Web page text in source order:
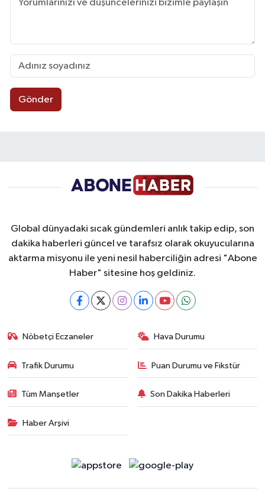
Gönder
Global dünyadaki sıcak gündemleri anlık takip edip, son
dakika haberleri güncel ve tarafsız olarak okuyucularına
aktarma misyonu ile yeni nesil haberciliğin adresi "Abone
Haber" sitesine hoş geldiniz.
Nöbetçi Eczaneler Hava Durumu
Trafik Durumu Puan Durumu ve Fikstür
Tüm Manşetler Son Dakika Haberleri
Haber Arşivi